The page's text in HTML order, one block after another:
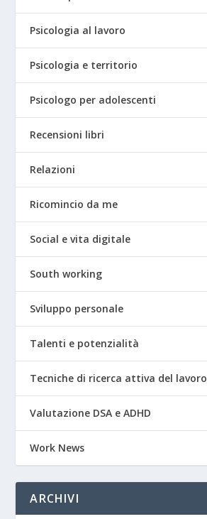
Psicologia al lavoro
Psicologia e territorio
Psicologo per adolescenti
Recensioni libri
Relazioni
Ricomincio da me
Social e vita digitale
South working
Sviluppo personale
Talenti e potenzialità
Tecniche di ricerca attiva del lavoro
Valutazione DSA e ADHD
Work News
ARCHIVI